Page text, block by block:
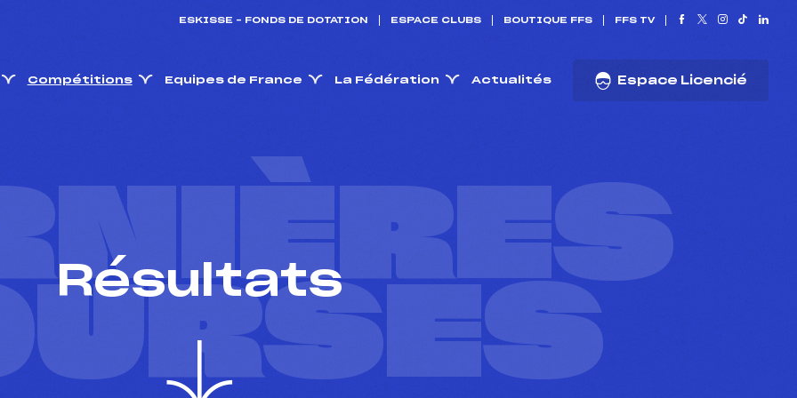
ESKISSE – FONDS DE DOTATION ESPACE CLUBS BOUTIQUE FFS FFS TV
Compétitions Equipes de France La Fédération Actualités Espace Licencié
Résultats